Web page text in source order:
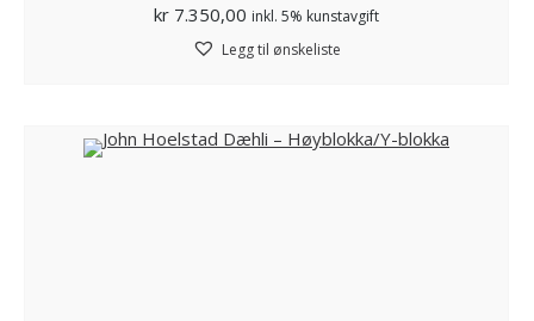
kr 7.350,00 inkl. 5% kunstavgift
Legg til ønskeliste